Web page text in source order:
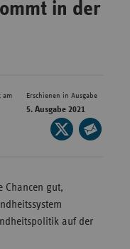
Hessen
in der
am Erschienen in Ausgabe
5. Ausgabe 2021
Seite
auf
Chancen gut,
auf der